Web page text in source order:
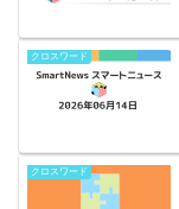
クロスワード
クロスワード